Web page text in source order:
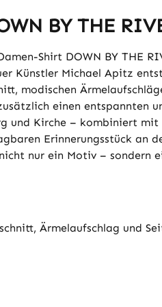
BY THE
Shirt DOWN BY THE
Künstler Michael Apitz
modischen
einen
Kirche – kombiniert
Erinnerungsstück an
nur ein Motiv – sondern
Ärmelaufschlag und